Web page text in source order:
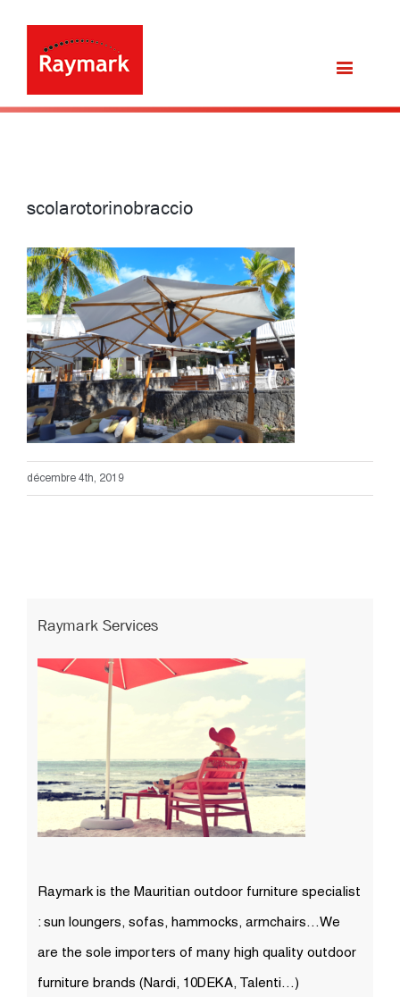
scolarotorinobraccio
décembre 4th, 2019
Raymark Services
Raymark is the Mauritian outdoor furniture specialist
: sun loungers, sofas, hammocks, armchairs…We
are the sole importers of many high quality outdoor
furniture brands (Nardi, 10DEKA, Talenti…)